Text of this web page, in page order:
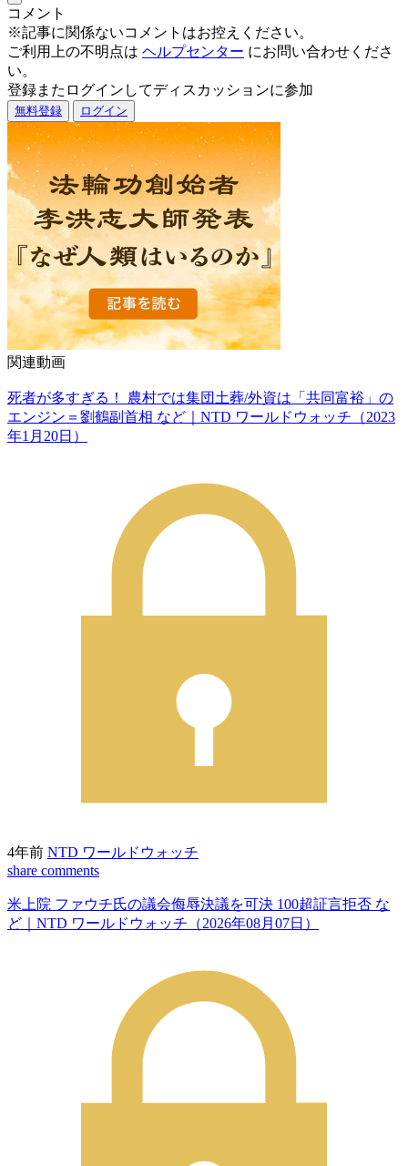
コメント
※記事に関係ないコメントはお控えください。
ご利用上の不明点は ヘルプセンター にお問い合わせくださ
い。
登録またログインしてディスカッションに参加
無料登録 ログイン
関連動画
死者が多すぎる！ 農村では集団土葬/外資は「共同富裕」の
エンジン＝劉鶴副首相 など｜NTD ワールドウォッチ（2023
年1月20日）
4年前 NTD ワールドウォッチ
share comments
米上院 ファウチ氏の議会侮辱決議を可決 100超証言拒否 な
ど｜NTD ワールドウォッチ（2026年08月07日）